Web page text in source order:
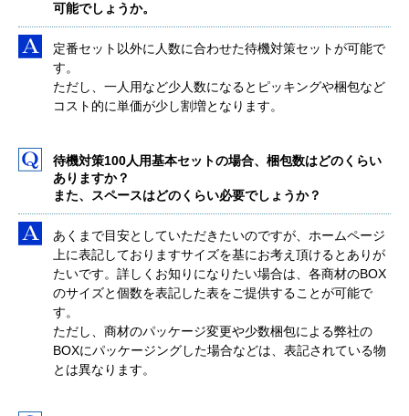
可能でしょうか。
定番セット以外に人数に合わせた待機対策セットが可能で
す。
ただし、一人用など少人数になるとピッキングや梱包など
コスト的に単価が少し割増となります。
待機対策100人用基本セットの場合、梱包数はどのくらい
ありますか？
また、スペースはどのくらい必要でしょうか？
あくまで目安としていただきたいのですが、ホームページ
上に表記しておりますサイズを基にお考え頂けるとありが
たいです。詳しくお知りになりたい場合は、各商材のBOX
のサイズと個数を表記した表をご提供することが可能で
す。
ただし、商材のパッケージ変更や少数梱包による弊社の
BOXにパッケージングした場合などは、表記されている物
とは異なります。